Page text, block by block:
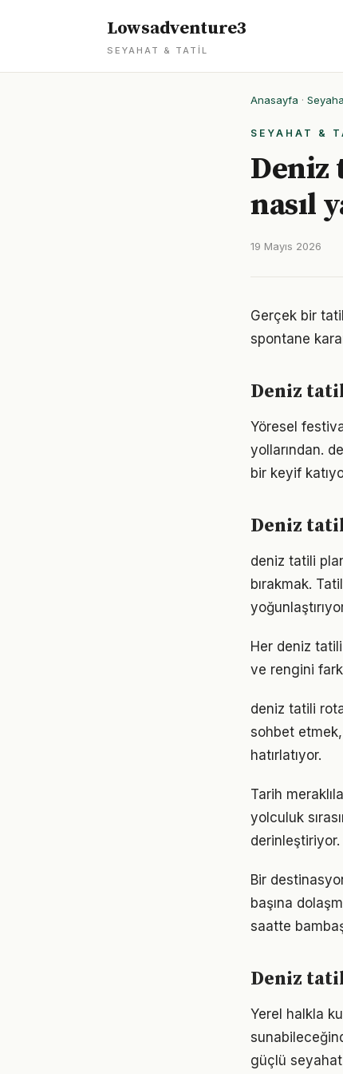
Lowsadventure3
SEYAHAT & TATIL
Anasayfa ·
SEYAHAT &
Deniz
nasıl
19 Mayıs 2026
Gerçek bir
spontane
Deniz
Yöresel
yollarından.
bir keyif
Deniz
deniz tatili
bırakmak.
Her deniz
ve rengini
deniz tatili
sohbet
hatırlatıyor.
Tarih
yolculuk
derinleştiriyor.
Bir
başına
saatte
Deniz
Yerel halkla
güçlü seyahat